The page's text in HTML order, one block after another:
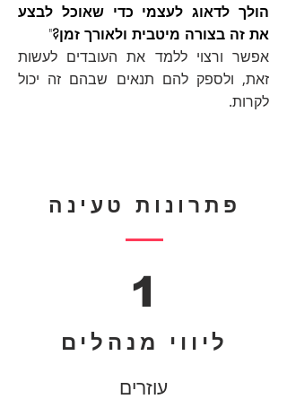
הולך לדאוג לעצמי כדי שאוכל לבצע
את זה בצורה מיטבית ולאורך זמן?"
אפשר ורצוי ללמד את העובדים לעשות
זאת, ולספק להם תנאים שבהם זה יכול
לקרות.
פתרונות טעינה
1
ליווי מנהלים
עוזרים